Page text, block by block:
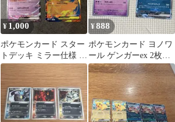
¥ 1,000
ポケモンカード スター
トデッキ ミラー仕様 ラ
ティアスex メガエンブ
オーex
¥888
ポケモンカード ヨノワ
ール ゲンガーex 2枚セ
ット